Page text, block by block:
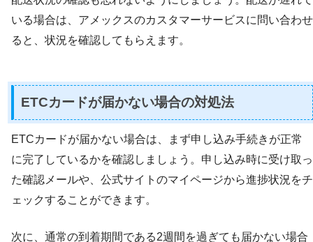
いる場合は、アメックスのカスタマーサービスに問い合わせ
ると、状況を確認してもらえます。
ETCカードが届かない場合の対処法
ETCカードが届かない場合は、まず申し込み手続きが正常
に完了しているかを確認しましょう。申し込み時に受け取っ
た確認メールや、公式サイトのマイページから進捗状況をチ
ェックすることができます。
次に、通常の到着期間である2週間を過ぎても届かない場合